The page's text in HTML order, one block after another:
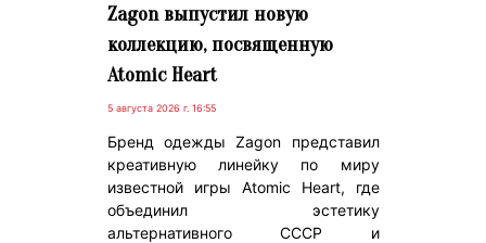
Zagon выпустил новую
коллекцию, посвященную
Atomic Heart
5 августа 2026 г. 16:55
Бренд одежды Zagon представил
креативную линейку по миру
известной игры Atomic Heart, где
объединил эстетику
альтернативного СССР и